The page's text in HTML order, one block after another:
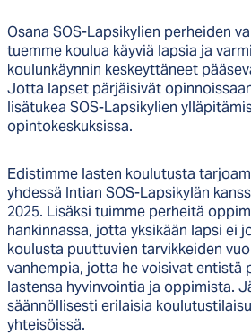
Osana SOS-Lapsikylien perheiden
tuemme koulua käyviä lapsia ja
koulunkäynnin keskeyttäneet
Jotta lapset pärjäisivät
lisätukea SOS-Lapsikylien
opintokeskuksissa.
Edistimme lasten koulutusta
yhdessä Intian SOS-Lapsikylän
2025. Lisäksi tuimme perheitä
hankinnassa, jotta yksikään lapsi ei
koulusta puuttuvien tarvikkeiden
vanhempia, jotta he voisivat entistä
lastensa hyvinvointia ja oppimista.
säännöllisesti erilaisia
yhteisöissä.